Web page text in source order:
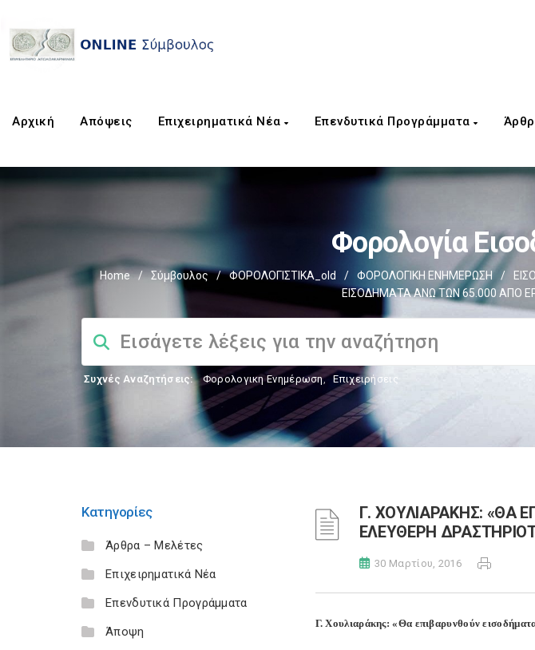
Αρχική Απόψεις Επιχειρηματικά Νέα Επενδυτικά Προγράμματα
Φορολογία
Home / Σύμβουλος / ΦΟΡΟΛΟΓΙΣΤΙΚΑ_old / ΦΟΡΟΛΟΓΙΚΗ ΕΝΗΜΕΡΩΣΗ /
ΕΙΣΟΔΗΜΑΤΑ ΑΝΩ ΤΩΝ 65.000 ΑΠΟ
Συχνές Αναζητήσεις: Φορολογικη Ενημέρωση, Επιχειρήσεις
Κατηγορίες
Άρθρα – Μελέτες
Επιχειρηματικά Νέα
Επενδυτικά Προγράμματα
Άποψη
Γ. ΧΟΥΛΙΑΡΑΚΗΣ: «ΘΑ
ΕΛΕΥΘΕΡΗ
30 Μαρτίου, 2016
Γ. Χουλιαράκης: «Θα επιβαρυνθούν